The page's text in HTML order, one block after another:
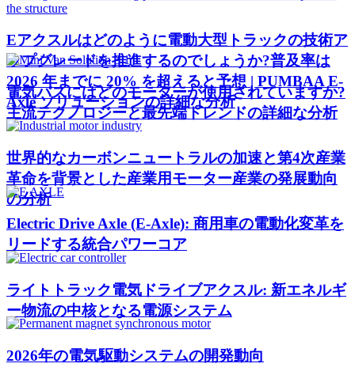
Eアクスルはどのように電動大型トラックの技術ア
ップグレードを推進するのでしょうか?普及率は
2026 年までに 20% を超えると予想 | PUMBAA E-
Axle ソリューションの詳細な分析
電気バスにはどのモーターが使用されていますか?
主流テクノロジーと最先端トレンドの詳細な分析
世界的なカーボンニュートラルの加速と第4次産業
革命を背景とした産業用モーター産業の発展動向
の分析
Electric Drive Axle (E-Axle): 商用車の電動化変革を
リードする統合パワーコア
ライトトラック電気ドライブアクスル: 新エネルギ
ー物流の中核となる電源システム
2026年の電気駆動システムの開発動向